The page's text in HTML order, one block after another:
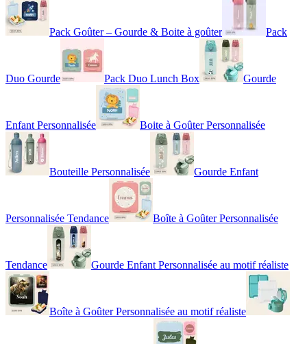
Pack Goûter – Gourde & Boite à goûter Pack
Duo Gourde Pack Duo Lunch Box Gourde
Enfant Personnalisée Boite à Goûter Personnalisée
Bouteille Personnalisée Gourde Enfant
Personnalisée Tendance Boîte à Goûter Personnalisée
Tendance Gourde Enfant Personnalisée au motif réaliste
Boîte à Goûter Personnalisée au motif réaliste